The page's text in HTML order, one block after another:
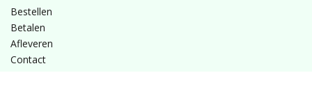
Bestellen
Betalen
Afleveren
Contact